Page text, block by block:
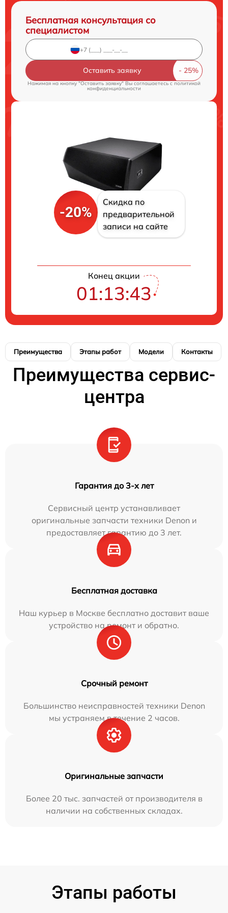
Бесплатная консультация со
специалистом
Оставить заявку
Нажимая на кнопку "Оставить заявку" Вы соглашаетесь c политикой
конфиденциальности
-20%
Скидка по
предварительной
записи на сайте
Конец акции
01:13:42
Преимущества Этапы работ Модели Контакты
Преимущества сервис-
центра
Гарантия до 3-х лет
Сервисный центр устанавливает
оригинальные запчасти техники Denon и
предоставляет гарантию до 3 лет.
Бесплатная доставка
Наш курьер в Москве бесплатно доставит ваше
устройство на ремонт и обратно.
Срочный ремонт
Большинство неисправностей техники Denon
мы устраняем в течение 2 часов.
Оригинальные запчасти
Более 20 тыс. запчастей от производителя в
наличии на собственных складах.
Этапы работы